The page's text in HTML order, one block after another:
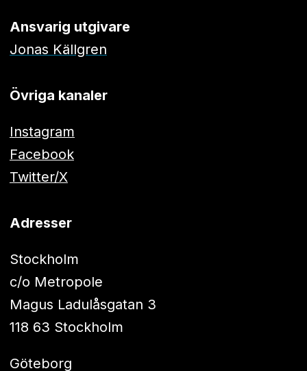
Ansvarig utgivare
Jonas Källgren
Övriga kanaler
Instagram
Facebook
Twitter/X
Adresser
Stockholm
c/o Metropole
Magus Ladulåsgatan 3
118 63 Stockholm
Göteborg